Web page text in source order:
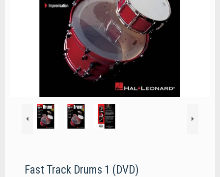
Fast Track Drums 1 (DVD)